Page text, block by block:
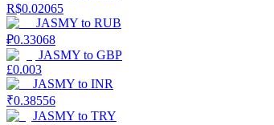
Earn
R$0.02065
JASMY to RUB
₽0.33068
JASMY to GBP
£0.003
JASMY to INR
₹0.38556
JASMY to TRY